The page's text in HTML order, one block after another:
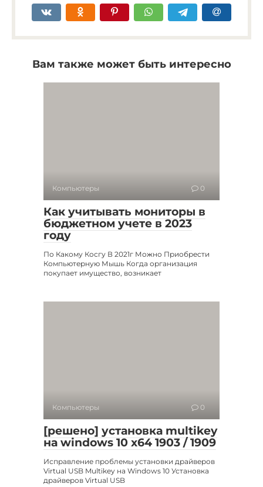
Вам также может быть интересно
Компьютеры 0
Как учитывать мониторы в
бюджетном учете в 2023
году
По Какому Косгу В 2021г Можно Приобрести
Компьютерную Мышь Когда организация
покупает имущество, возникает
Компьютеры 0
[решено] установка multikey
на windows 10 x64 1903 / 1909
Исправление проблемы установки драйверов
Virtual USB Multikey на Windows 10 Установка
драйверов Virtual USB